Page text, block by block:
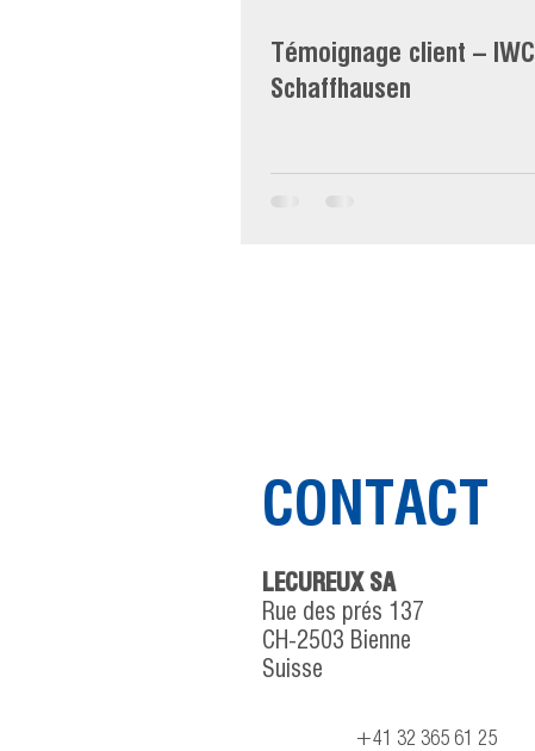
Témoignage client – IWC
Schaffhausen
CONTACT
LECUREUX SA
Rue des prés 137
CH-2503 Bienne
Suisse
+41 32 365 61 25